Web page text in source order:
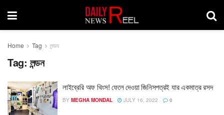
Home Tag লন্ডন
Tag:লন্ডন
লাইব্রেরি অফ থিংস! ফেলে দেওয়া জিনিসপত্রই যার একমাত্র রসদ
BY MEGHA MONDAL JULY 16, 2022 0